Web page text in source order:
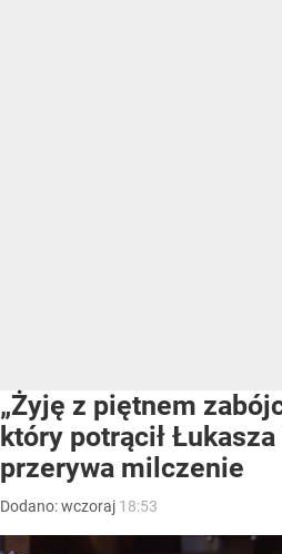
„Żyję z piętnem
który potrącił
przerywa milczenie
Dodano:wczoraj 18:53